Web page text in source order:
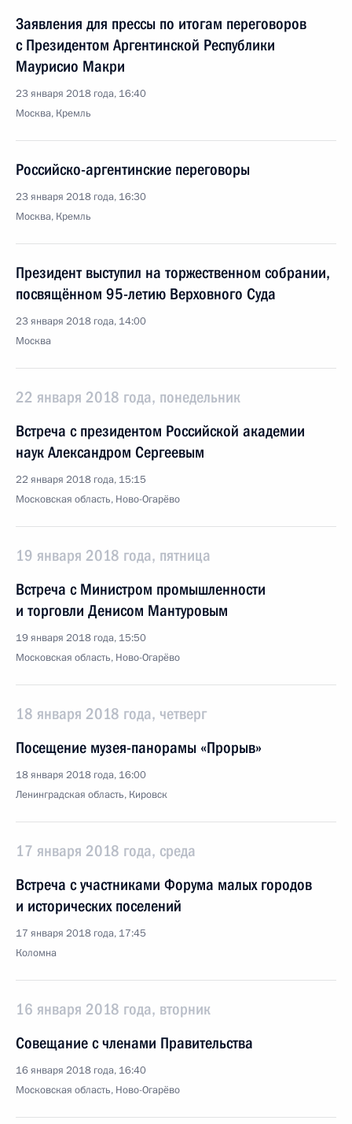
Заявления для прессы по итогам переговоров
с Президентом Аргентинской Республики
Маурисио Макри
23 января 2018 года, 16:40
Москва, Кремль
Российско-аргентинские переговоры
23 января 2018 года, 16:30
Москва, Кремль
Президент выступил на торжественном собрании,
посвящённом 95-летию Верховного Суда
23 января 2018 года, 14:00
Москва
22 января 2018 года, понедельник
Встреча с президентом Российской академии
наук Александром Сергеевым
22 января 2018 года, 15:15
Московская область, Ново-Огарёво
19 января 2018 года, пятница
Встреча с Министром промышленности
и торговли Денисом Мантуровым
19 января 2018 года, 15:50
Московская область, Ново-Огарёво
18 января 2018 года, четверг
Посещение музея-панорамы «Прорыв»
18 января 2018 года, 16:00
Ленинградская область, Кировск
17 января 2018 года, среда
Встреча с участниками Форума малых городов
и исторических поселений
17 января 2018 года, 17:45
Коломна
16 января 2018 года, вторник
Совещание с членами Правительства
16 января 2018 года, 16:40
Московская область, Ново-Огарёво